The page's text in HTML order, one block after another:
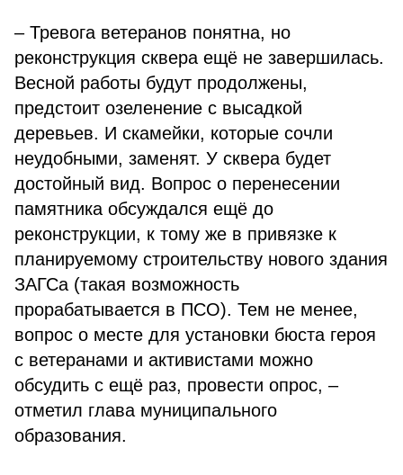
– Тревога ветеранов понятна, но
реконструкция сквера ещё не завершилась.
Весной работы будут продолжены,
предстоит озеленение с высадкой
деревьев. И скамейки, которые сочли
неудобными, заменят. У сквера будет
достойный вид. Вопрос о перенесении
памятника обсуждался ещё до
реконструкции, к тому же в привязке к
планируемому строительству нового здания
ЗАГСа (такая возможность
прорабатывается в ПСО). Тем не менее,
вопрос о месте для установки бюста героя
с ветеранами и активистами можно
обсудить с ещё раз, провести опрос, –
отметил глава муниципального
образования.